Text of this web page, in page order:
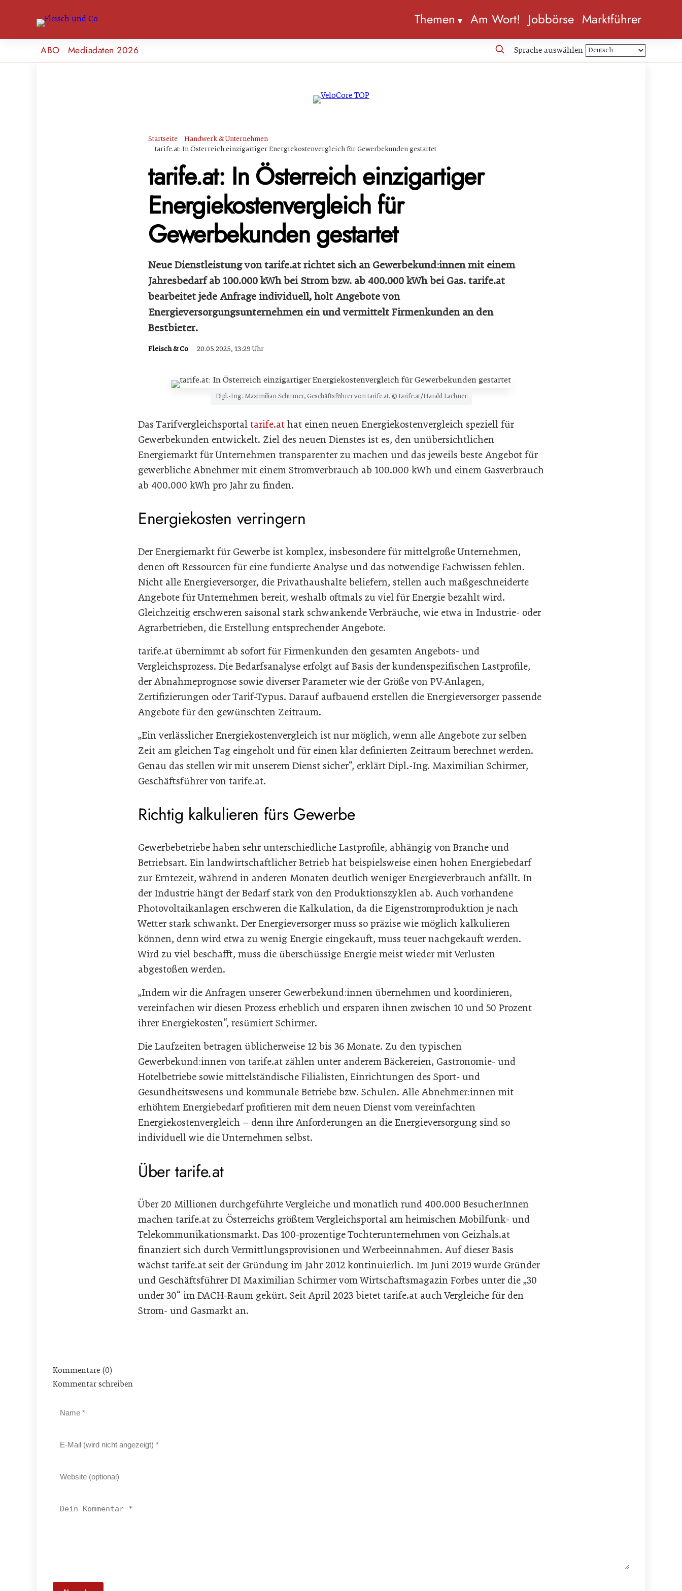
Themen Am Wort! Jobbörse Marktführer
ABO Mediadaten 2026 Sprache auswählen
Startseite
Handwerk & Unternehmen
tarife.at: In Österreich einzigartiger Energiekostenvergleich für Gewerbekunden gestartet
tarife.at: In Österreich einzigartiger
Energiekostenvergleich für
Gewerbekunden gestartet
Neue Dienstleistung von tarife.at richtet sich an Gewerbekund:innen mit einem
Jahresbedarf ab 100.000 kWh bei Strom bzw. ab 400.000 kWh bei Gas. tarife.at
bearbeitet jede Anfrage individuell, holt Angebote von
Energieversorgungsunternehmen ein und vermittelt Firmenkunden an den
Bestbieter.
Fleisch & Co 20.05.2025, 13:29 Uhr
Dipl.-Ing. Maximilian Schirmer, Geschäftsführer von tarife.at. © tarife.at/Harald Lachner
Das Tarifvergleichsportal tarife.at hat einen neuen Energiekostenvergleich speziell für
Gewerbekunden entwickelt. Ziel des neuen Dienstes ist es, den unübersichtlichen
Energiemarkt für Unternehmen transparenter zu machen und das jeweils beste Angebot für
gewerbliche Abnehmer mit einem Stromverbrauch ab 100.000 kWh und einem Gasverbrauch
ab 400.000 kWh pro Jahr zu finden.
Energiekosten verringern
Der Energiemarkt für Gewerbe ist komplex, insbesondere für mittelgroße Unternehmen,
denen oft Ressourcen für eine fundierte Analyse und das notwendige Fachwissen fehlen.
Nicht alle Energieversorger, die Privathaushalte beliefern, stellen auch maßgeschneiderte
Angebote für Unternehmen bereit, weshalb oftmals zu viel für Energie bezahlt wird.
Gleichzeitig erschweren saisonal stark schwankende Verbräuche, wie etwa in Industrie- oder
Agrarbetrieben, die Erstellung entsprechender Angebote.
tarife.at übernimmt ab sofort für Firmenkunden den gesamten Angebots- und
Vergleichsprozess. Die Bedarfsanalyse erfolgt auf Basis der kundenspezifischen Lastprofile,
der Abnahmeprognose sowie diverser Parameter wie der Größe von PV-Anlagen,
Zertifizierungen oder Tarif-Typus. Darauf aufbauend erstellen die Energieversorger passende
Angebote für den gewünschten Zeitraum.
„Ein verlässlicher Energiekostenvergleich ist nur möglich, wenn alle Angebote zur selben
Zeit am gleichen Tag eingeholt und für einen klar definierten Zeitraum berechnet werden.
Genau das stellen wir mit unserem Dienst sicher“, erklärt Dipl.-Ing. Maximilian Schirmer,
Geschäftsführer von tarife.at.
Richtig kalkulieren fürs Gewerbe
Gewerbebetriebe haben sehr unterschiedliche Lastprofile, abhängig von Branche und
Betriebsart. Ein landwirtschaftlicher Betrieb hat beispielsweise einen hohen Energiebedarf
zur Erntezeit, während in anderen Monaten deutlich weniger Energieverbrauch anfällt. In
der Industrie hängt der Bedarf stark von den Produktionszyklen ab. Auch vorhandene
Photovoltaikanlagen erschweren die Kalkulation, da die Eigenstromproduktion je nach
Wetter stark schwankt. Der Energieversorger muss so präzise wie möglich kalkulieren
können, denn wird etwa zu wenig Energie eingekauft, muss teuer nachgekauft werden.
Wird zu viel beschafft, muss die überschüssige Energie meist wieder mit Verlusten
abgestoßen werden.
„Indem wir die Anfragen unserer Gewerbekund:innen übernehmen und koordinieren,
vereinfachen wir diesen Prozess erheblich und ersparen ihnen zwischen 10 und 50 Prozent
ihrer Energiekosten“, resümiert Schirmer.
Die Laufzeiten betragen üblicherweise 12 bis 36 Monate. Zu den typischen
Gewerbekund:innen von tarife.at zählen unter anderem Bäckereien, Gastronomie- und
Hotelbetriebe sowie mittelständische Filialisten, Einrichtungen des Sport- und
Gesundheitswesens und kommunale Betriebe bzw. Schulen. Alle Abnehmer:innen mit
erhöhtem Energiebedarf profitieren mit dem neuen Dienst vom vereinfachten
Energiekostenvergleich – denn ihre Anforderungen an die Energieversorgung sind so
individuell wie die Unternehmen selbst.
Über tarife.at
Über 20 Millionen durchgeführte Vergleiche und monatlich rund 400.000 BesucherInnen
machen tarife.at zu Österreichs größtem Vergleichsportal am heimischen Mobilfunk- und
Telekommunikationsmarkt. Das 100-prozentige Tochterunternehmen von Geizhals.at
finanziert sich durch Vermittlungsprovisionen und Werbeeinnahmen. Auf dieser Basis
wächst tarife.at seit der Gründung im Jahr 2012 kontinuierlich. Im Juni 2019 wurde Gründer
und Geschäftsführer DI Maximilian Schirmer vom Wirtschaftsmagazin Forbes unter die „30
under 30“ im DACH-Raum gekürt. Seit April 2023 bietet tarife.at auch Vergleiche für den
Strom- und Gasmarkt an.
Kommentare (0)
Kommentar schreiben